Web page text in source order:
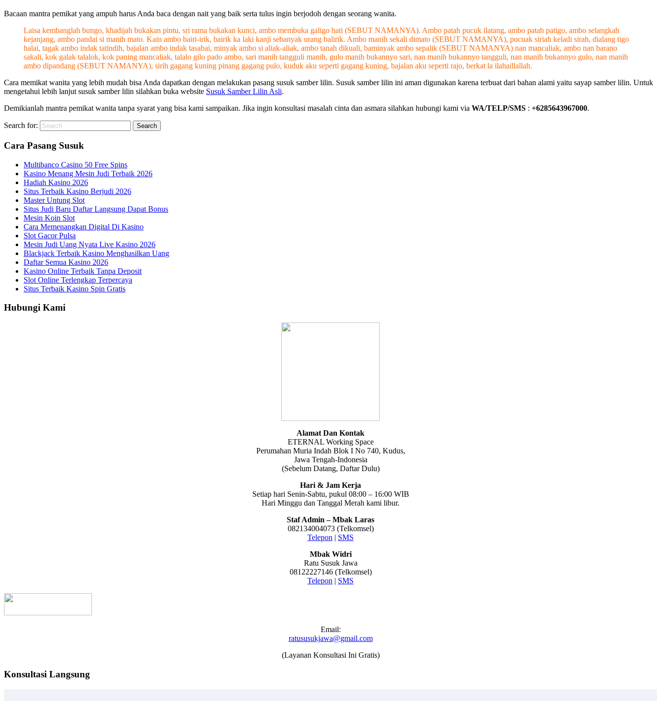
Bacaan mantra pemikat yang ampuh harus Anda baca dengan nait yang baik serta tulus ingin berjodoh dengan seorang wanita.
Laisa kembanglah bungo, khadijah bukakan pintu, sri rama bukakan kunci, ambo membuka galigo hati (SEBUT NAMANYA). Ambo patah pucuk ilatang, ambo patah patigo, ambo selangkah
kejanjang, ambo pandai si manih mato. Kain ambo bairi-irik, bairik ka laki kanji sebanyak urang balirik. Ambo manih sekali dimato (SEBUT NAMANYA), pucuak siriah keladi sirah, dialang tigo
halai, tagak ambo indak tatindih, bajalan ambo indak tasabai, minyak ambo si aliak-aliak, ambo tanah dikuali, baminyak ambo sepalik (SEBUT NAMANYA) nan mancaliak, ambo nan barano
sakali, kok galak talalok, kok paning mancaliak, talalo gilo pado ambo, sari manih tangguli manih, gulo manih bukannyo sari, nan manih bukannyo tangguli, nan manih bukannyo gulo, nan manih
ambo dipandang (SEBUT NAMANYA), sirih gagang kuning pinang gagang pulo, kuduk aku seperti gagang kuning, bajalan aku seperti rajo, berkat la ilahaillallah.
Cara memikat wanita yang lebih mudah bisa Anda dapatkan dengan melakukan pasang susuk samber lilin. Susuk samber lilin ini aman digunakan karena terbuat dari bahan alami yaitu sayap samber lilin. Untuk
mengetahui lebih lanjut susuk samber lilin silahkan buka website Susuk Samber Lilin Asli.
Demikianlah mantra pemikat wanita tanpa syarat yang bisa kami sampaikan. Jika ingin konsultasi masalah cinta dan asmara silahkan hubungi kami via WA/TELP/SMS : +6285643967000.
Search for:
Cara Pasang Susuk
Multibanco Casino 50 Free Spins
Kasino Menang Mesin Judi Terbaik 2026
Hadiah Kasino 2026
Situs Terbaik Kasino Berjudi 2026
Master Untung Slot
Situs Judi Baru Daftar Langsung Dapat Bonus
Mesin Koin Slot
Cara Memenangkan Digital Di Kasino
Slot Gacor Pulsa
Mesin Judi Uang Nyata Live Kasino 2026
Blackjack Terbaik Kasino Menghasilkan Uang
Daftar Semua Kasino 2026
Kasino Online Terbaik Tanpa Deposit
Slot Online Terlengkap Terpercaya
Situs Terbaik Kasino Spin Gratis
Hubungi Kami
Alamat Dan Kontak
ETERNAL Working Space
Perumahan Muria Indah Blok I No 740, Kudus,
Jawa Tengah-Indonesia
(Sebelum Datang, Daftar Dulu)
Hari & Jam Kerja
Setiap hari Senin-Sabtu, pukul 08:00 – 16:00 WIB
Hari Minggu dan Tanggal Merah kami libur.
Staf Admin – Mbak Laras
082134004073 (Telkomsel)
Telepon | SMS
Mbak Widri
Ratu Susuk Jawa
08122227146 (Telkomsel)
Telepon | SMS
Email:
ratususukjawa@gmail.com
(Layanan Konsultasi Ini Gratis)
Konsultasi Langsung